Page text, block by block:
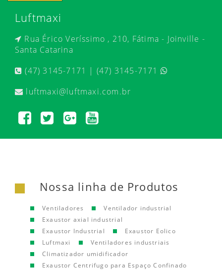
Luftmaxi
Rua Érico Veríssimo , 210, Fátima - Joinville -
Santa Catarina
(47) 3145-7171 | (47) 3145-7171
luftmaxi@luftmaxi.com.br
Nossa linha de Produtos
Ventiladores
Ventilador industrial
Exaustor axial industrial
Exaustor Industrial
Exaustor Eolico
Luftmaxi
Ventiladores industriais
Climatizador umidificador
Exaustor Centrifugo para Espaço Confinado